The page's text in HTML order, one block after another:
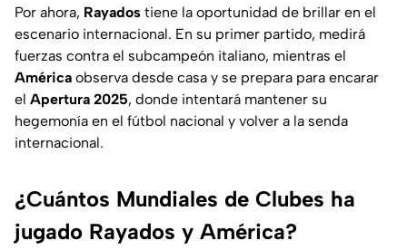
Por ahora, Rayados tiene la oportunidad de brillar en el
escenario internacional. En su primer partido, medirá
fuerzas contra el subcampeón italiano, mientras el
América observa desde casa y se prepara para encarar
el Apertura 2025, donde intentará mantener su
hegemonía en el fútbol nacional y volver a la senda
internacional.
¿Cuántos Mundiales de Clubes ha
jugado Rayados y América?